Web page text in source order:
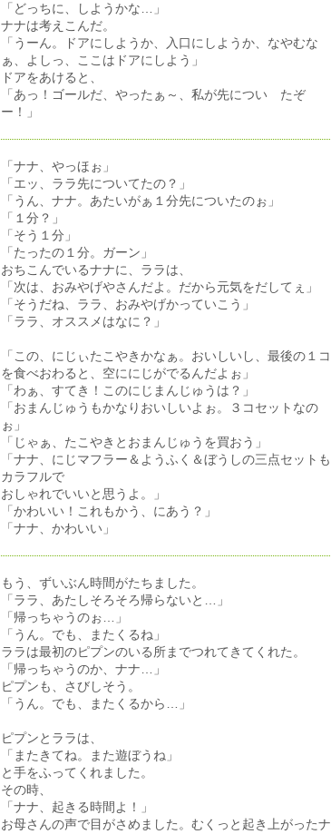
「どっちに、しようかな…」
ナナは考えこんだ。
「うーん。ドアにしようか、入口にしようか、なやむな
ぁ、よしっ、ここはドアにしよう」
ドアをあけると、
「あっ！ゴールだ、やったぁ～、私が先につい たぞ
ー！」
「ナナ、やっほぉ」
「エッ、ララ先についてたの？」
「うん、ナナ。あたいがぁ１分先についたのぉ」
「１分？」
「そう１分」
「たったの１分。ガーン」
おちこんでいるナナに、ララは、
「次は、おみやげやさんだよ。だから元気をだしてぇ」
「そうだね、ララ、おみやげかっていこう」
「ララ、オススメはなに？」
「この、にじぃたこやきかなぁ。おいしいし、最後の１コ
を食べおわると、空ににじがでるんだよぉ」
「わぁ、すてき！このにじまんじゅうは？」
「おまんじゅうもかなりおいしいよぉ。３コセットなの
ぉ」
「じゃぁ、たこやきとおまんじゅうを買おう」
「ナナ、にじマフラー＆ようふく＆ぼうしの三点セットも
カラフルで
おしゃれでいいと思うよ。」
「かわいい！これもかう、にあう？」
「ナナ、かわいい」
もう、ずいぶん時間がたちました。
「ララ、あたしそろそろ帰らないと…」
「帰っちゃうのぉ…」
「うん。でも、またくるね」
ララは最初のピプンのいる所までつれてきてくれた。
「帰っちゃうのか、ナナ…」
ピプンも、さびしそう。
「うん。でも、またくるから…」
ピプンとララは、
「またきてね。また遊ぼうね」
と手をふってくれました。
その時、
「ナナ、起きる時間よ！」
お母さんの声で目がさめました。むくっと起き上がったナ